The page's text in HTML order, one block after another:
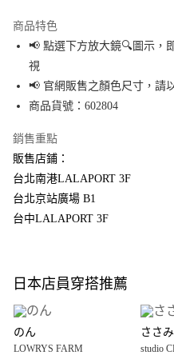
Apple Pay
街口支付
悠遊付
Google Pay
全盈+PAY
大哥付你分期
相關說明
【大哥付你分期使用說明】
成交易。
4.訂單成立30分鐘內，如未前往確認
消。如遇「轉專審核」未通過狀況
法說明評估內容。
【關於「AFTEE先享後付」】
AFTEE先享後付是「在收到商品之
利好安心！
１．簡單：不需註冊會員、不需綁卡
２．便利：只要手機號碼，簡訊認證
３．安心：先確認商品／服務後，再
全家 取貨付款
每筆NT$80，滿NT$1,500(含以上
商品特色
📢 點選下方放大鏡🔍圖示，
視
📢 官網販售之顏色尺寸，請
商品貨號：602804
銷售重點
販售店鋪：
台北南港LALAPORT 3F
台北京站廣場 B1
台中LALAPORT 3F
日本店員穿搭推薦
のん
LOWRYS FARM
ささみ
studio